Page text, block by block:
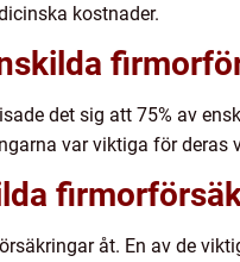
kostnader.
det sig att 75% av
var viktiga för deras
åt. En av de